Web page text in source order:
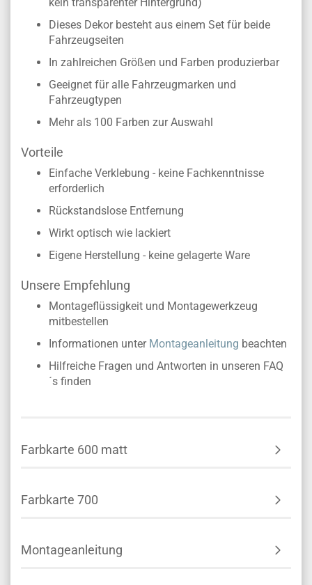
Dieses Dekor besteht aus einem Set für beide
Fahrzeugseiten
In zahlreichen Größen und Farben produzierbar
Geeignet für alle Fahrzeugmarken und
Fahrzeugtypen
Mehr als 100 Farben zur Auswahl
Vorteile
Einfache Verklebung - keine Fachkenntnisse
erforderlich
Rückstandslose Entfernung
Wirkt optisch wie lackiert
Eigene Herstellung - keine gelagerte Ware
Unsere Empfehlung
Montageflüssigkeit und Montagewerkzeug
mitbestellen
Informationen unter Montageanleitung beachten
Hilfreiche Fragen und Antworten in unseren FAQ
´s finden
Farbkarte 600 matt
Farbkarte 700
Montageanleitung